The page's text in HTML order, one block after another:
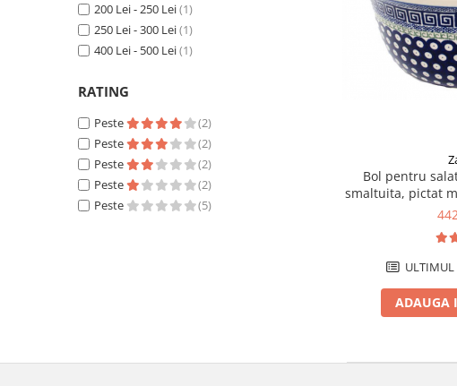
200 Lei - 250 Lei(1)
250 Lei - 300 Lei(1)
400 Lei - 500 Lei(1)
RATING
Peste
(2)
Peste
(2)
Peste
(2)
Peste
(2)
Peste
(5)
Bol pentru
smaltuita, pictat
ULTIMUL
ADAUGA